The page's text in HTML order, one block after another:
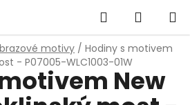
Hledat
KOŠÍK
motivy / Hodiny s motivem
- P07005-WLC1003-01W
New